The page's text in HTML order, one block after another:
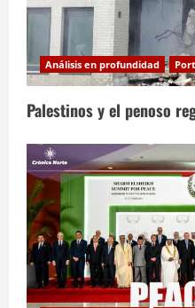
Análisis en profundidad
Palestinos y el penoso